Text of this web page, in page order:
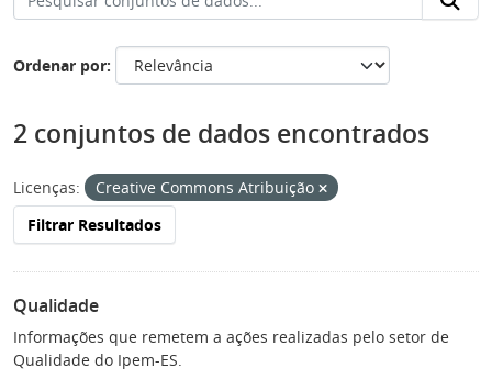
Ordenar por
2 conjuntos de dados encontrados
Licenças:
Creative Commons Atribuição
Filtrar Resultados
Qualidade
Informações que remetem a ações realizadas pelo setor de
Qualidade do Ipem-ES.